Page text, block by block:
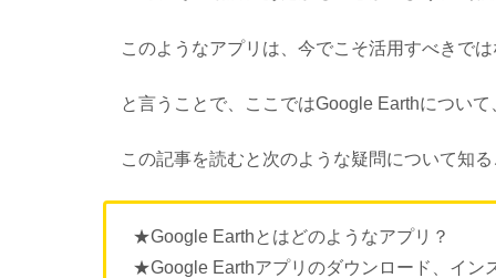
このようなアプリは、今でこそ活用すべきで
と言うことで、ここではGoogle Earthについ
この記事を読むと次のような疑問について知
★Google Earthとはどのようなアプリ？
★Google Earthアプリのダウンロード、イン